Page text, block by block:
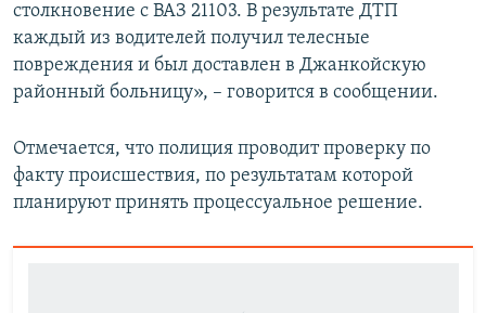
столкновение с ВАЗ 21103. В результате ДТП
каждый из водителей получил телесные
повреждения и был доставлен в Джанкойскую
районный больницу», – говорится в сообщении.
Отмечается, что полиция проводит проверку по
факту происшествия, по результатам которой
планируют принять процессуальное решение.